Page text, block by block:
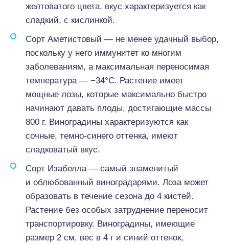
желтоватого цвета, вкус характеризуется как
сладкий, с кислинкой.
Сорт Аметистовый — не менее удачный выбор,
поскольку у него иммунитет ко многим
заболеваниям, а максимальная переносимая
температура — −34°С. Растение имеет
мощные лозы, которые максимально быстро
начинают давать плоды, достигающие массы
800 г. Виноградины характеризуются как
сочные, темно-синего оттенка, имеют
сладковатый вкус.
Сорт Изабелла — самый знаменитый
и облюбованный виноградарями. Лоза может
образовать в течение сезона до 4 кистей.
Растение без особых затруднение переносит
транспортировку. Виноградины, имеющие
размер 2 см, вес в 4 г и синий оттенок,